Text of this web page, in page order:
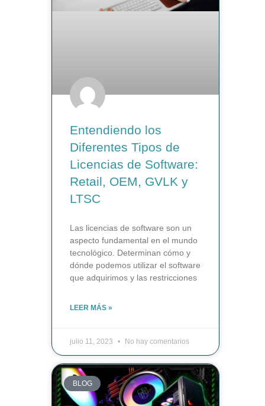
Entendiendo los
Diferentes Tipos de
Licencias de Software:
Retail, OEM, GVLK y
LTSC
Las licencias de software son un
aspecto fundamental en el mundo
tecnológico. Determinan cómo y
dónde podemos utilizar el software
que adquirimos y las restricciones
LEER MÁS »
julio 11, 2023 No hay comentarios
BLOG